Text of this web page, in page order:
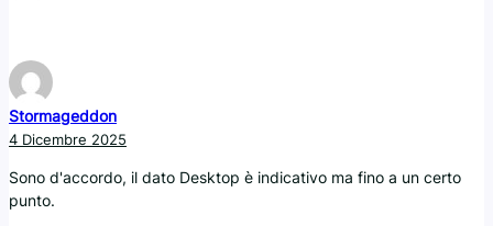
Stormageddon
4 Dicembre 2025
Sono d'accordo, il dato Desktop è indicativo ma fino a un certo
punto.